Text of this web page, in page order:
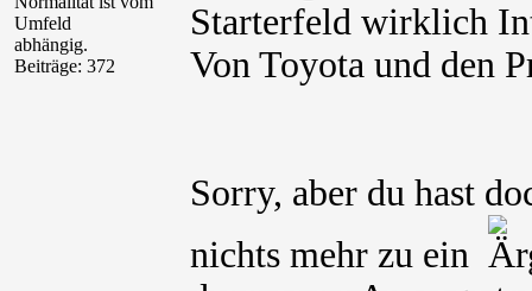
Umfeld
abhängig.
Beiträge: 372
Starterfeld wirklich
Von Toyota und den
Sorry, aber du hast
nichts mehr zu ein